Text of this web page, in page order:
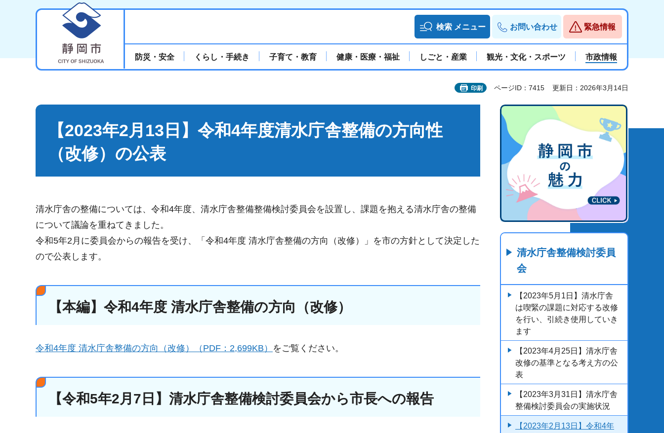
検索 メニュー お問い合わせ 緊急情報
防災・安全 くらし・手続き 子育て・教育 健康・医療・福祉 しごと・産業 観光・文化・スポーツ 市政情報
印刷 ページID：7415 更新日：2026年3月14日
【2023年2月13日】令和4年度清水庁舎整備の方向性
（改修）の公表
清水庁舎の整備については、令和4年度、清水庁舎整備整備検討委員会を設置し、課題を抱える清水庁舎の整備
について議論を重ねてきました。
令和5年2月に委員会からの報告を受け、「令和4年度 清水庁舎整備の方向（改修）」を市の方針として決定した
ので公表します。
【本編】令和4年度 清水庁舎整備の方向（改修）
令和4年度 清水庁舎整備の方向（改修）（PDF：2,699KB） をご覧ください。
【令和5年2月7日】清水庁舎整備検討委員会から市長への報告
清水庁舎整備検討委員
会
【2023年5月1日】清水庁舎
は喫緊の課題に対応する改修
を行い、引続き使用していき
ます
【2023年4月25日】清水庁舎
改修の基準となる考え方の公
表
【2023年3月31日】清水庁舎
整備検討委員会の実施状況
【2023年2月13日】令和4年